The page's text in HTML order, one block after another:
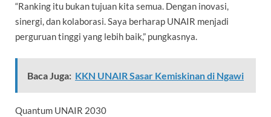
“Ranking itu bukan tujuan kita semua. Dengan inovasi,
sinergi, dan kolaborasi. Saya berharap UNAIR menjadi
perguruan tinggi yang lebih baik,” pungkasnya.
Baca Juga: KKN UNAIR Sasar Kemiskinan di Ngawi
Quantum UNAIR 2030